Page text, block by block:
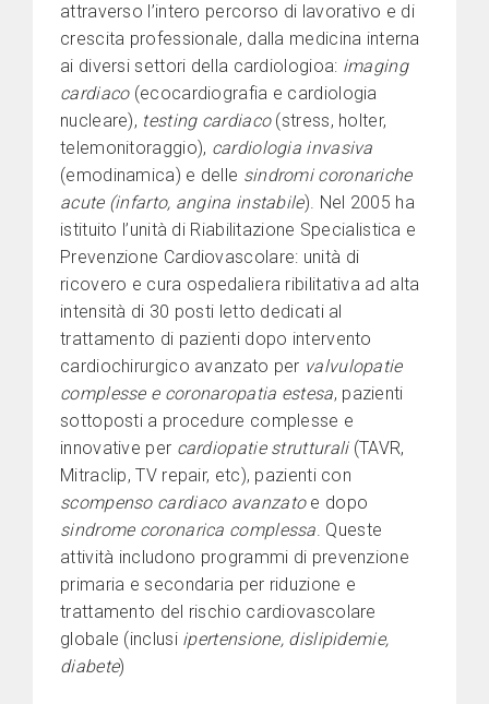
attraverso l’intero percorso di lavorativo e di
crescita professionale, dalla medicina interna
ai diversi settori della cardiologioa: imaging
cardiaco(ecocardiografia e cardiologia
nucleare), testing cardiaco(stress, holter,
telemonitoraggio), cardiologia invasiva
(emodinamica) e delle sindromi coronariche
acute (infarto, angina instabile). Nel 2005 ha
istituito l’unità di Riabilitazione Specialistica e
Prevenzione Cardiovascolare: unità di
ricovero e cura ospedaliera ribilitativa ad alta
intensità di 30 posti letto dedicati al
trattamento di pazienti dopo intervento
cardiochirurgico avanzato per valvulopatie
complesse e coronaropatia estesa, pazienti
sottoposti a procedure complesse e
innovative per cardiopatie strutturali(TAVR,
Mitraclip, TV repair, etc), pazienti con
scompenso cardiaco avanzatoe dopo
sindrome coronarica complessa. Queste
attività includono programmi di prevenzione
primaria e secondaria per riduzione e
trattamento del rischio cardiovascolare
globale (inclusi ipertensione, dislipidemie,
diabete)